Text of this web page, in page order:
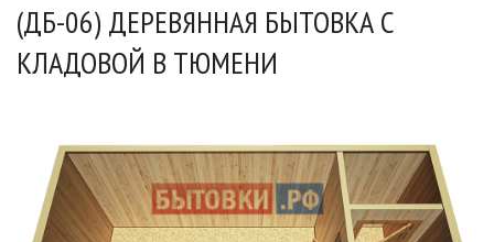
(ДБ-06) ДЕРЕВЯННАЯ БЫТОВКА С
КЛАДОВОЙ В ТЮМЕНИ